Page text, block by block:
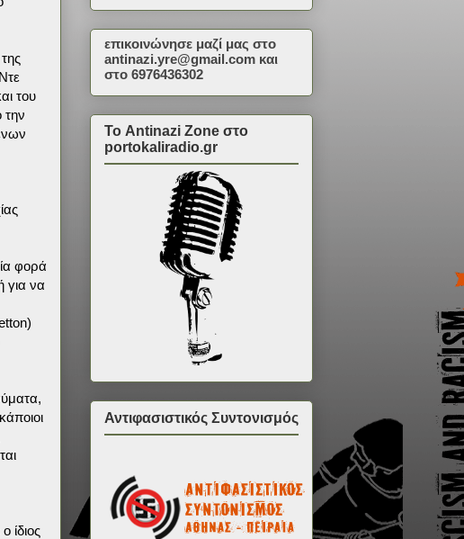
του
την
φορά
για να
ίδιος
επικοινώνησε μαζί μας στο
antinazi.yre@gmail.com και
στο 6976436302
Το Antinazi Zone στο
portokaliradio.gr
Αντιφασιστικός Συντονισμός